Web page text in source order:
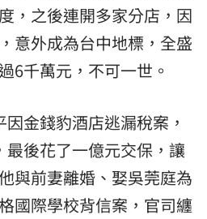
，之後連開多家分店，因
意外成為台中地標，全盛
6千萬元，不可一世。
金錢豹酒店逃漏稅案，
最後花了一億元交保，讓
與前妻離婚、娶吳莞庭為
國際學校背信案，官司纏